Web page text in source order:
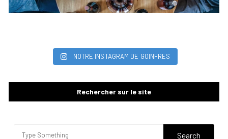
NOTRE INSTAGRAM DE GOINFRES
Rechercher sur le site